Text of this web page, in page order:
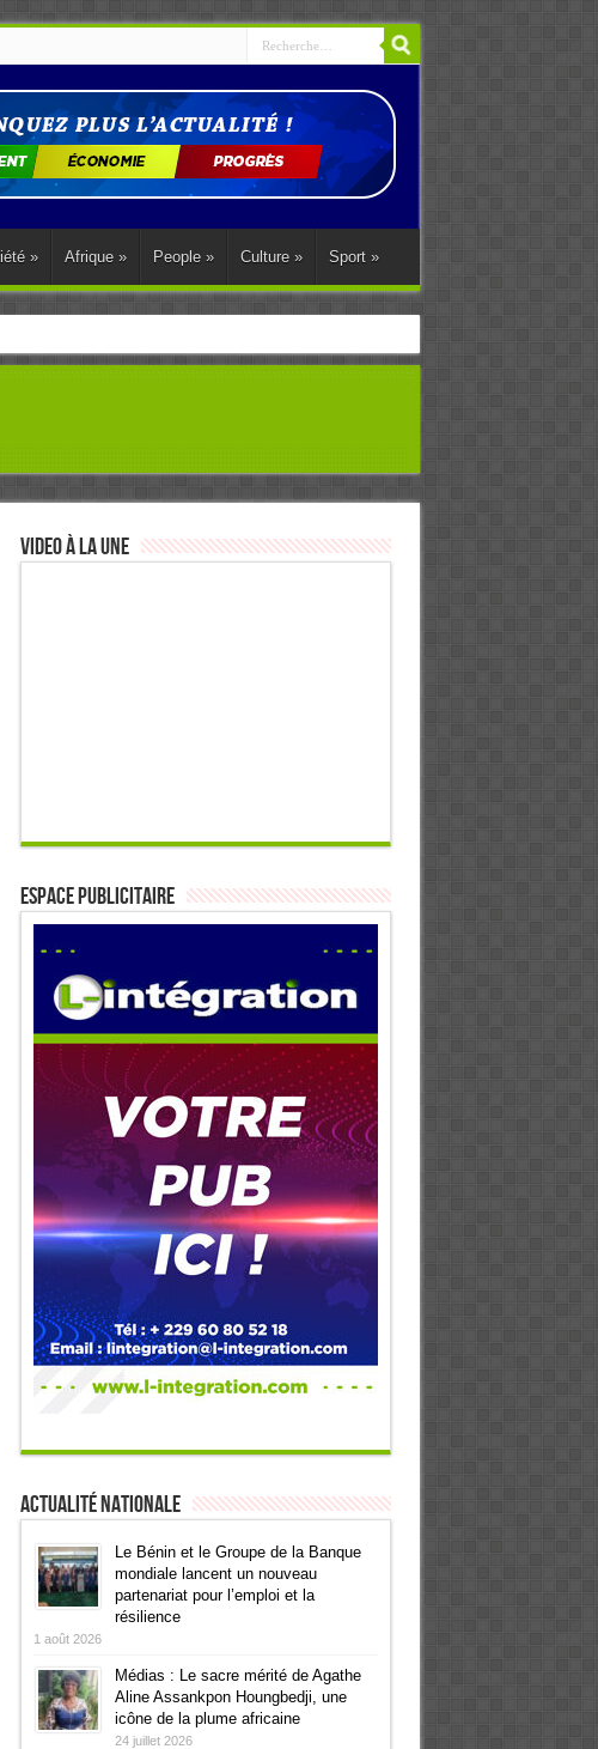
» Afrique » People » Culture » Sport »
réparations
Video à la Une
ESPACE PUBLICITAIRE
Actualité Nationale
Le Bénin et le Groupe de la Banque
mondiale lancent un nouveau
partenariat pour l’emploi et la
résilience
1 août 2026
Médias : Le sacre mérité de Agathe
Aline Assankpon Houngbedji, une
icône de la plume africaine
24 juillet 2026